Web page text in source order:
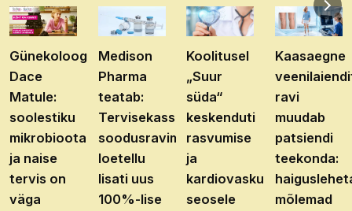
Günekoloog
Dace
Matule:
soolestiku
mikrobioota
ja naise
tervis on
väga
Medison
Pharma
teatab:
Tervisekassa
soodusravimite
loetellu
lisati uus
100%-lise
Koolitusel
„Suur
süda“
keskenduti
rasvumise
ja
kardiovaskulaarhaiguste
seosele
Kaasaegne
ravi
muudab
patsiendi
teekonda:
mõlemad